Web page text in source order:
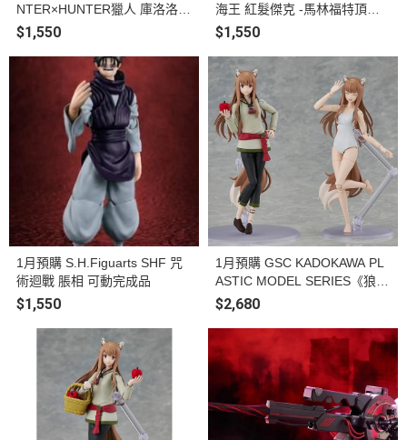
NTER×HUNTER獵人 庫洛洛
可動完成品
$1,550
海王 紅髮傑克 -馬林福特頂上
戰爭- 可動完成品
$1,550
1月預購 S.H.Figuarts SHF 咒
術迴戰 脹相 可動完成品
$1,550
1月預購 GSC KADOKAWA PL
ASTIC MODEL SERIES《狼與
辛香料 MERCHANT MEETS T
$2,680